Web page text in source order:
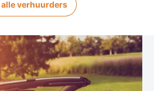
alle verhuurders